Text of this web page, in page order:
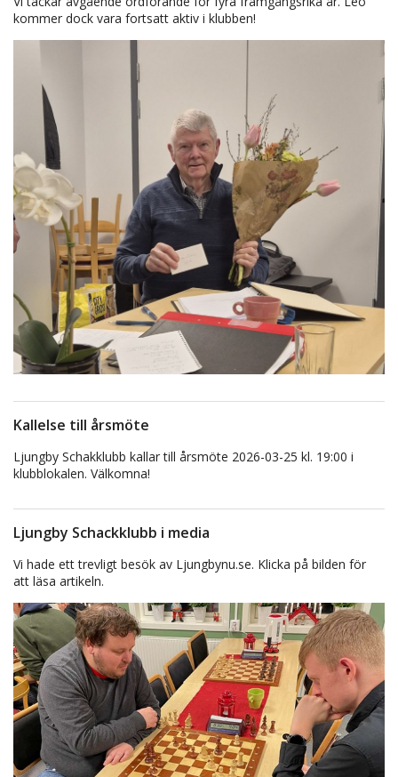
kommer dock vara fortsatt aktiv i klubben!
Kallelse till årsmöte
Ljungby Schakklubb kallar till årsmöte 2026-03-25 kl. 19:00 i
klubblokalen. Välkomna!
Ljungby Schackklubb i media
Vi hade ett trevligt besök av Ljungbynu.se. Klicka på bilden för
att läsa artikeln.